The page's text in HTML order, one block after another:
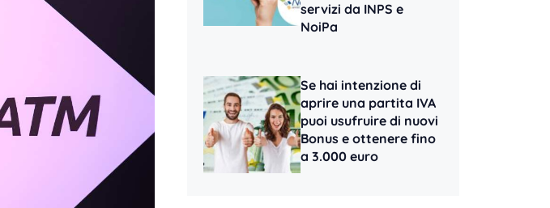
servizi da INPS e
NoiPa
Se hai intenzione di
aprire una partita IVA
puoi usufruire di nuovi
Bonus e ottenere fino
a 3.000 euro